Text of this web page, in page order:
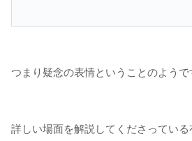
つまり疑念の表情ということのようで
詳しい場面を解説してくださってい